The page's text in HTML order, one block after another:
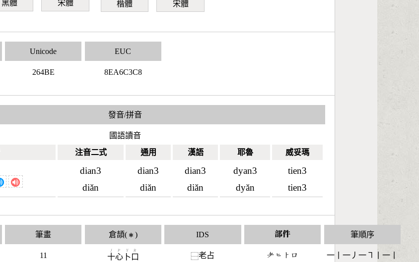
黑體 宋體 楷體 宋體
Unicode
264BE
EUC
8EA6C3C8
發音/拼音
國語讀音
注音二式 通用 漢語 耶魯 威妥瑪
dian3
diǎn
dian3
diǎn
dian3
diǎn
dyan3
dyǎn
tien3
tien3
筆畫
11
倉頡( ✱ )
十
J
心
P
卜
Y
口
R
IDS
⿱老占
部件
󶂳󶀙󶀥󶁶
筆順序
一丨一丿一㇕丨一丨